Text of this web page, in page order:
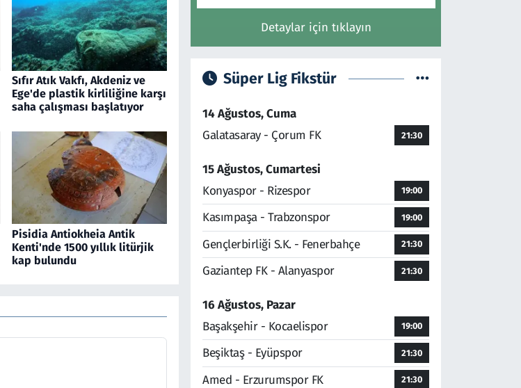
Sıfır Atık Vakfı, Akdeniz ve
Ege'de plastik kirliliğine karşı
saha çalışması başlatıyor
Pisidia Antiokheia Antik
Kenti'nde 1500 yıllık litürjik
kap bulundu
Detaylar için tıklayın
Süper Lig Fikstür
14 Ağustos, Cuma
Galatasaray - Çorum FK
21:30
15 Ağustos, Cumartesi
Konyaspor - Rizespor
19:00
Kasımpaşa - Trabzonspor 19:00
Gençlerbirliği S.K. - Fenerbahçe 21:30
Gaziantep FK - Alanyaspor 21:30
16 Ağustos, Pazar
Başakşehir - Kocaelispor
19:00
Beşiktaş - Eyüpspor 21:30
Amed - Erzurumspor FK 21:30